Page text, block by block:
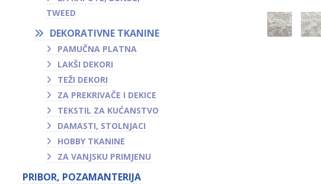
TWEED
DEKORATIVNE TKANINE
PAMUČNA PLATNA
LAKŠI DEKORI
TEŽI DEKORI
ZA PREKRIVAČE I DEKICE
TEKSTIL ZA KUĆANSTVO
DAMASTI, STOLNJACI
HOBBY TKANINE
ZA VANJSKU PRIMJENU
PRIBOR, POZAMANTERIJA